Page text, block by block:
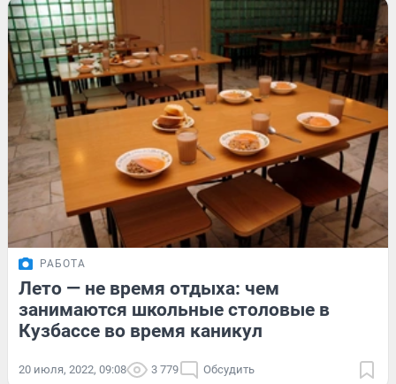
РАБОТА
Лето — не время отдыха: чем
занимаются школьные столовые в
Кузбассе во время каникул
20 июля, 2022, 09:08 3 779 Обсудить